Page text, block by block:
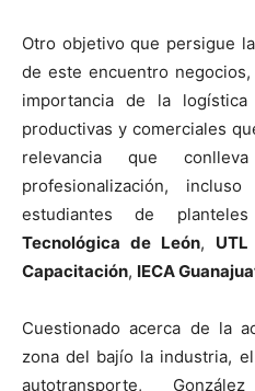
Otro objetivo que persigue
de este encuentro
importancia de la
productivas y comerciales
relevancia que
profesionalización,
estudiantes de
Tecnológica de León, UTL
Capacitación, IECA
Cuestionado acerca de la
zona del bajío la industria,
autotransporte,